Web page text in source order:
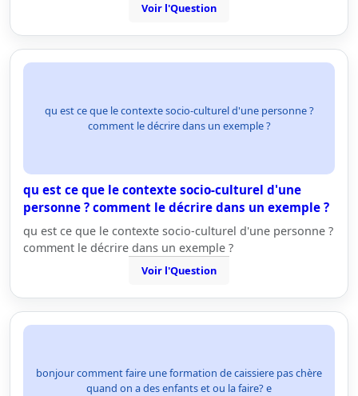
Voir l'Question
qu est ce que le contexte socio-culturel d'une personne ?
comment le décrire dans un exemple ?
qu est ce que le contexte socio-culturel d'une
personne ? comment le décrire dans un exemple ?
qu est ce que le contexte socio-culturel d'une personne ?
comment le décrire dans un exemple ?
Voir l'Question
bonjour comment faire une formation de caissiere pas chère
quand on a des enfants et ou la faire? e